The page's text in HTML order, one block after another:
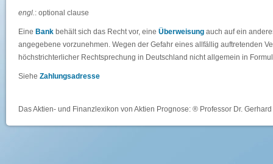
engl.: optional clause
Eine Bank behält sich das Recht vor, eine Überweisung auch auf ein
angegebene vorzunehmen. Wegen der Gefahr eines allfällig auftretenden
höchstrichterlicher Rechtsprechung in Deutschland nicht allgemein in
Siehe Zahlungsadresse
Das Aktien- und Finanzlexikon von Aktien Prognose: ® Professor Dr.